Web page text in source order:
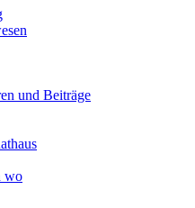
und Beiträge
wo